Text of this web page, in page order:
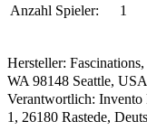
Anzahl Spieler:
1
Hersteller:
WA 98148 Seattle,
Verantwortlich:
1, 26180 Rastede,